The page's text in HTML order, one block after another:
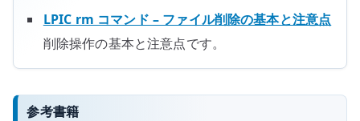
LPIC rm コマンド – ファイル削除の基本と注意点
削除操作の基本と注意点です。
参考書籍